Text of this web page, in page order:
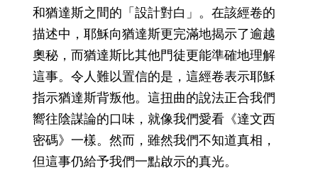
和猶達斯之間的「設計對白」。在該經卷的
描述中，耶穌向猶達斯更完滿地揭示了逾越
奧秘，而猶達斯比其他門徒更能準確地理解
這事。令人難以置信的是，這經卷表示耶穌
指示猶達斯背叛他。這扭曲的說法正合我們
嚮往陰謀論的口味，就像我們愛看《達文西
密碼》一樣。然而，雖然我們不知道真相，
但這事仍給予我們一點啟示的真光。